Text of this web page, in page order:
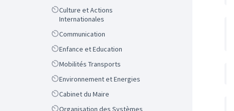
Scope
Culture et Actions
Internationales
ScopeCommunication
ScopeEnfance et Education
ScopeMobilités Transports
ScopeEnvironnement et Energies
ScopeCabinet du Maire
Scope
Organisation des Systèmes